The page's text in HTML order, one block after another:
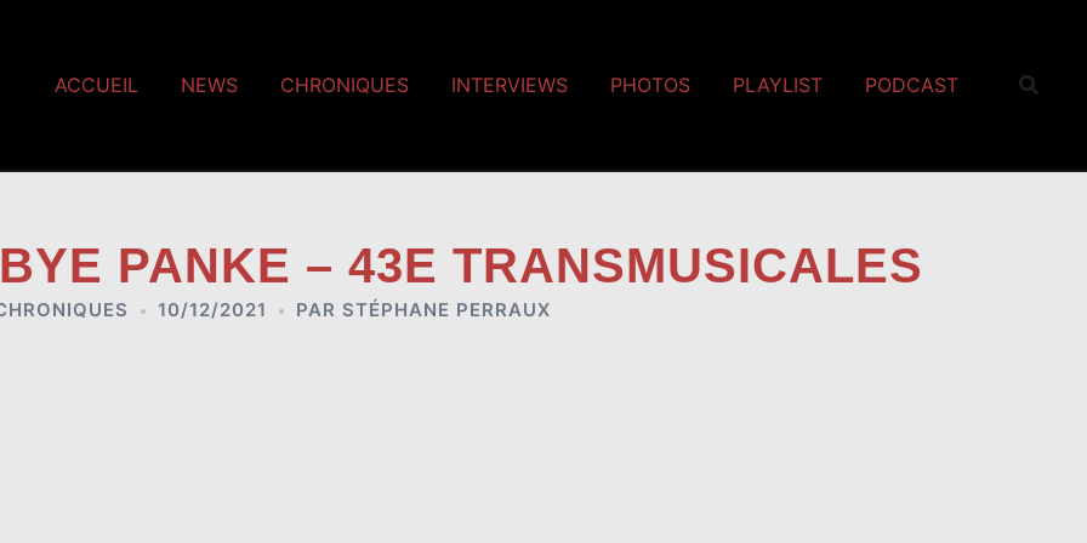
ACCUEIL NEWS CHRONIQUES INTERVIEWS PHOTOS PLAYLIST PODCAST
PANKE – 43E TRANSMUSICALES
10/12/2021 PAR STÉPHANE PERRAUX